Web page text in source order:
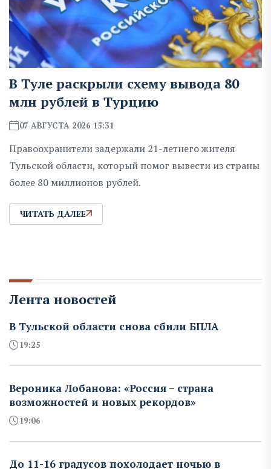
В Туле раскрыли схему вывода 80
млн рублей в Турцию
07 АВГУСТА 2026 15:31
Правоохранители задержали 21-летнего жителя
Тульской области, который помог вывести из страны
более 80 миллионов рублей.
ЧИТАТЬ ДАЛЕЕ
Лента новостей
В Тульской области снова сбили БПЛА
19:25
Вероника Лобанова: «Россия – страна
возможностей и новых рекордов»
19:06
До 11-16 градусов похолодает ночью в